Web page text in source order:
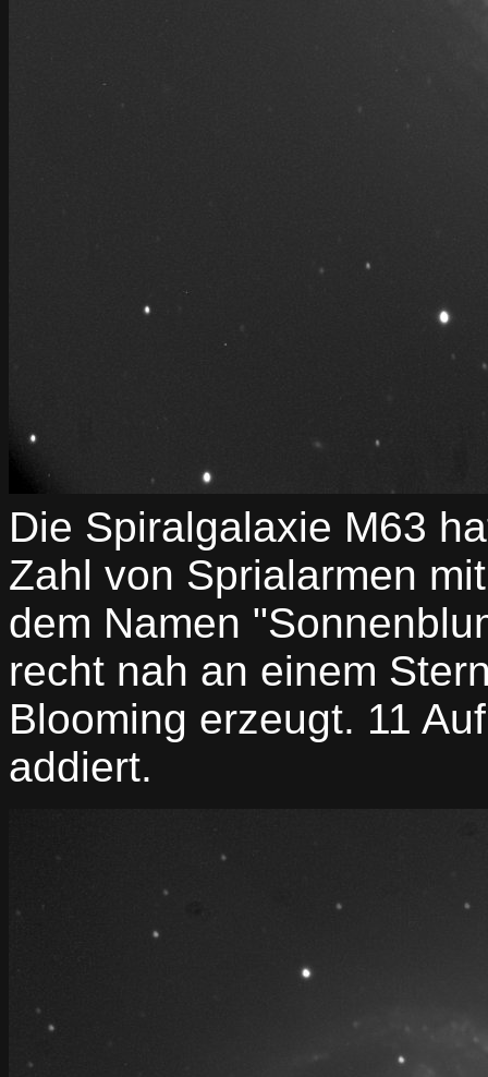
Die Spiralgalaxie M63
Zahl von Sprialarmen
dem Namen
recht nah an einem
Blooming erzeugt. 11
addiert.